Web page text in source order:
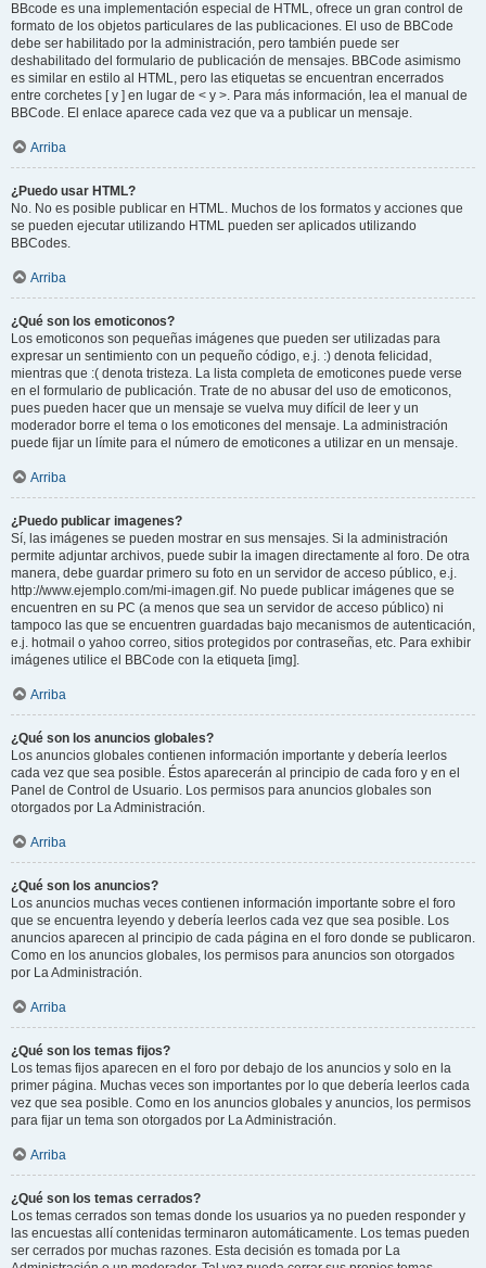
BBcode es una implementación especial de HTML, ofrece un gran control de
formato de los objetos particulares de las publicaciones. El uso de BBCode
debe ser habilitado por la administración, pero también puede ser
deshabilitado del formulario de publicación de mensajes. BBCode asimismo
es similar en estilo al HTML, pero las etiquetas se encuentran encerrados
entre corchetes [ y ] en lugar de < y >. Para más información, lea el manual de
BBCode. El enlace aparece cada vez que va a publicar un mensaje.
Arriba
¿Puedo usar HTML?
No. No es posible publicar en HTML. Muchos de los formatos y acciones que
se pueden ejecutar utilizando HTML pueden ser aplicados utilizando
BBCodes.
Arriba
¿Qué son los emoticonos?
Los emoticonos son pequeñas imágenes que pueden ser utilizadas para
expresar un sentimiento con un pequeño código, e.j. :) denota felicidad,
mientras que :( denota tristeza. La lista completa de emoticones puede verse
en el formulario de publicación. Trate de no abusar del uso de emoticonos,
pues pueden hacer que un mensaje se vuelva muy difícil de leer y un
moderador borre el tema o los emoticones del mensaje. La administración
puede fijar un límite para el número de emoticones a utilizar en un mensaje.
Arriba
¿Puedo publicar imagenes?
Sí, las imágenes se pueden mostrar en sus mensajes. Si la administración
permite adjuntar archivos, puede subir la imagen directamente al foro. De otra
manera, debe guardar primero su foto en un servidor de acceso público, e.j.
http://www.ejemplo.com/mi-imagen.gif. No puede publicar imágenes que se
encuentren en su PC (a menos que sea un servidor de acceso público) ni
tampoco las que se encuentren guardadas bajo mecanismos de autenticación,
e.j. hotmail o yahoo correo, sitios protegidos por contraseñas, etc. Para exhibir
imágenes utilice el BBCode con la etiqueta [img].
Arriba
¿Qué son los anuncios globales?
Los anuncios globales contienen información importante y debería leerlos
cada vez que sea posible. Éstos aparecerán al principio de cada foro y en el
Panel de Control de Usuario. Los permisos para anuncios globales son
otorgados por La Administración.
Arriba
¿Qué son los anuncios?
Los anuncios muchas veces contienen información importante sobre el foro
que se encuentra leyendo y debería leerlos cada vez que sea posible. Los
anuncios aparecen al principio de cada página en el foro donde se publicaron.
Como en los anuncios globales, los permisos para anuncios son otorgados
por La Administración.
Arriba
¿Qué son los temas fijos?
Los temas fijos aparecen en el foro por debajo de los anuncios y solo en la
primer página. Muchas veces son importantes por lo que debería leerlos cada
vez que sea posible. Como en los anuncios globales y anuncios, los permisos
para fijar un tema son otorgados por La Administración.
Arriba
¿Qué son los temas cerrados?
Los temas cerrados son temas donde los usuarios ya no pueden responder y
las encuestas allí contenidas terminaron automáticamente. Los temas pueden
ser cerrados por muchas razones. Esta decisión es tomada por La